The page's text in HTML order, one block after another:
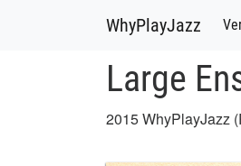
WhyPlayJazz
Large
2015 WhyPlayJazz